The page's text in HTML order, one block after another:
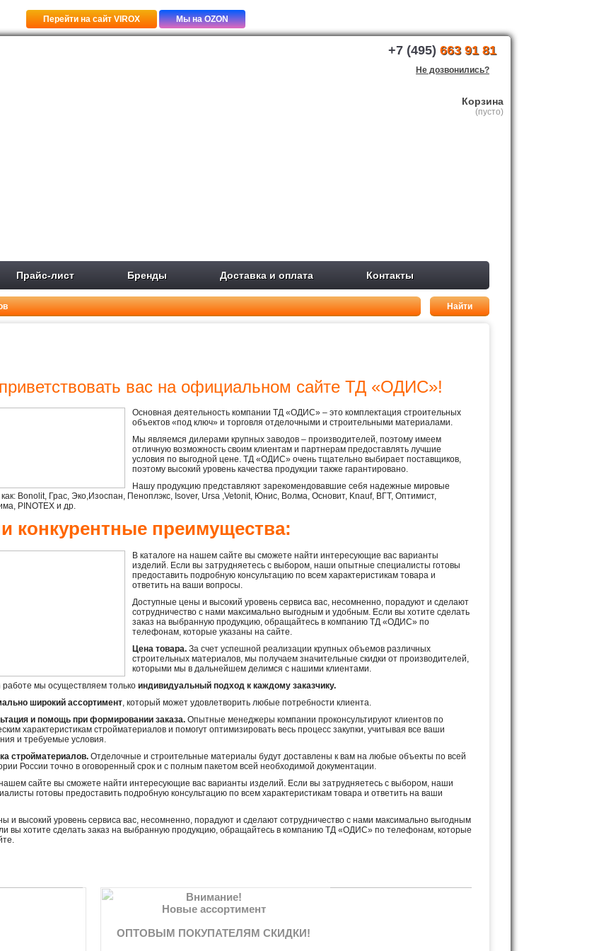
Перейти на сайт VIROX Мы на OZON
+7 (495) 663 91 81
Не дозвонились?
Корзина
(пусто)
Прайс-лист Бренды Доставка и оплата Контакты
вас на официальном сайте ТД «ОДИС»!
Основная деятельность компании ТД «ОДИС» – это комплектация строительных
объектов «под ключ» и торговля отделочными и строительными материалами.
Мы являемся дилерами крупных заводов – производителей, поэтому имеем
отличную возможность своим клиентам и партнерам предоставлять лучшие
условия по выгодной цене. ТД «ОДИС» очень тщательно выбирает поставщиков,
поэтому высокий уровень качества продукции также гарантировано.
Нашу продукцию представляют зарекомендовавшие себя надежные мировые
Bonolit, Грас, Эко,Изоспан, Пеноплэкс, Isover, Ursa ,Vetonit, Юнис, Волма, Основит, Knauf, ВГТ, Оптимист,
PINOTEX и др.
конкурентные преимущества:
В каталоге на нашем сайте вы сможете найти интересующие вас варианты
изделий. Если вы затрудняетесь с выбором, наши опытные специалисты готовы
предоставить подробную консультацию по всем характеристикам товара и
ответить на ваши вопросы.
Доступные цены и высокий уровень сервиса вас, несомненно, порадуют и сделают
сотрудничество с нами максимально выгодным и удобным. Если вы хотите сделать
заказ на выбранную продукцию, обращайтесь в компанию ТД «ОДИС» по
телефонам, которые указаны на сайте.
Цена товара. За счет успешной реализации крупных объемов различных
строительных материалов, мы получаем значительные скидки от производителей,
которыми мы в дальнейшем делимся с нашими клиентами.
работе мы осуществляем только индивидуальный подход к каждому заказчику.
широкий ассортимент, который может удовлетворить любые потребности клиента.
и помощь при формировании заказа. Опытные менеджеры компании проконсультируют клиентов по
характеристикам стройматериалов и помогут оптимизировать весь процесс закупки, учитывая все ваши
и требуемые условия.
стройматериалов. Отделочные и строительные материалы будут доставлены к вам на любые объекты по всей
России точно в оговоренный срок и с полным пакетом всей необходимой документации.
нашем сайте вы сможете найти интересующие вас варианты изделий. Если вы затрудняетесь с выбором, наши
готовы предоставить подробную консультацию по всем характеристикам товара и ответить на ваши
и высокий уровень сервиса вас, несомненно, порадуют и сделают сотрудничество с нами максимально выгодным
вы хотите сделать заказ на выбранную продукцию, обращайтесь в компанию ТД «ОДИС» по телефонам, которые
Внимание!
Новые ассортимент
ОПТОВЫМ ПОКУПАТЕЛЯМ СКИДКИ!